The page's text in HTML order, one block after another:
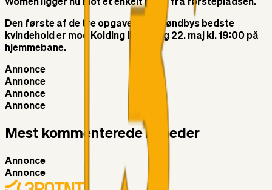
Women ligger nu blot ét enkelt point fra førstepladsen.
Den første af de tre opgaver for Brøndbys bedste
kvindehold er mod Kolding IF fredag 22. maj kl. 19:00 på
hjemmebane.
Annonce
Annonce
Annonce
Annonce
Mest kommenterede nyheder
Annonce
Annonce